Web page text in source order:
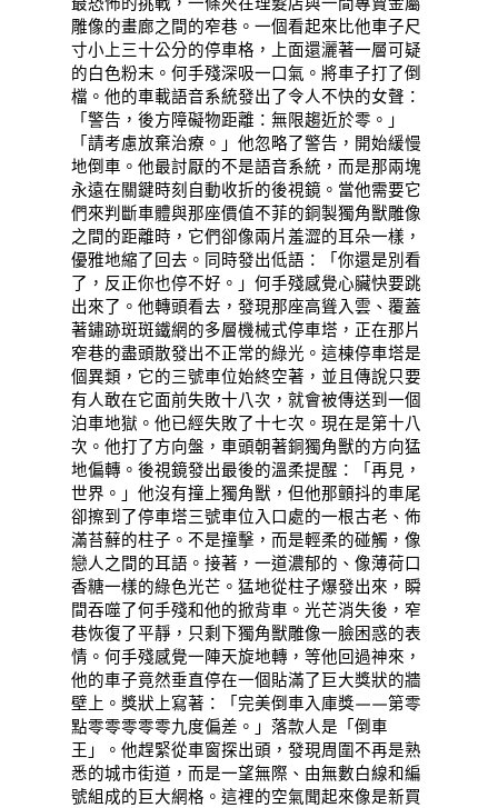
雕像的畫廊之間的窄巷。一個看起來比他車子尺
寸小上三十公分的停車格，上面還灑著一層可疑
的白色粉末。何手殘深吸一口氣。將車子打了倒
檔。他的車載語音系統發出了令人不快的女聲：
「警告，後方障礙物距離：無限趨近於零。」
「請考慮放棄治療。」他忽略了警告，開始緩慢
地倒車。他最討厭的不是語音系統，而是那兩塊
永遠在關鍵時刻自動收折的後視鏡。當他需要它
們來判斷車體與那座價值不菲的銅製獨角獸雕像
之間的距離時，它們卻像兩片羞澀的耳朵一樣，
優雅地縮了回去。同時發出低語：「你還是別看
了，反正你也停不好。」何手殘感覺心臟快要跳
出來了。他轉頭看去，發現那座高聳入雲、覆蓋
著鏽跡斑斑鐵網的多層機械式停車塔，正在那片
窄巷的盡頭散發出不正常的綠光。這棟停車塔是
個異類，它的三號車位始終空著，並且傳說只要
有人敢在它面前失敗十八次，就會被傳送到一個
泊車地獄。他已經失敗了十七次。現在是第十八
次。他打了方向盤，車頭朝著銅獨角獸的方向猛
地偏轉。後視鏡發出最後的溫柔提醒：「再見，
世界。」他沒有撞上獨角獸，但他那顫抖的車尾
卻擦到了停車塔三號車位入口處的一根古老、佈
滿苔蘚的柱子。不是撞擊，而是輕柔的碰觸，像
戀人之間的耳語。接著，一道濃郁的、像薄荷口
香糖一樣的綠色光芒。猛地從柱子爆發出來，瞬
間吞噬了何手殘和他的掀背車。光芒消失後，窄
巷恢復了平靜，只剩下獨角獸雕像一臉困惑的表
情。何手殘感覺一陣天旋地轉，等他回過神來，
他的車子竟然垂直停在一個貼滿了巨大獎狀的牆
壁上。獎狀上寫著：「完美倒車入庫獎——第零
點零零零零零九度偏差。」落款人是「倒車
王」。他趕緊從車窗探出頭，發現周圍不再是熟
悉的城市街道，而是一望無際、由無數白線和編
號組成的巨大網格。這裡的空氣聞起來像是新買